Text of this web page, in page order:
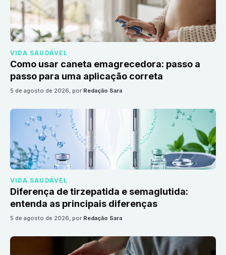
VIDA SAUDÁVEL
Como usar caneta emagrecedora: passo a
passo para uma aplicação correta
5 de agosto de 2026, por Redação Sara
VIDA SAUDÁVEL
Diferença de tirzepatida e semaglutida:
entenda as principais diferenças
5 de agosto de 2026, por Redação Sara